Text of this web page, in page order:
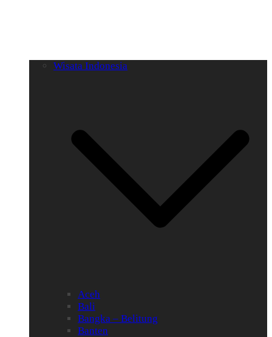
Wisata Indonesia
Aceh
Bali
Bangka – Belitung
Banten